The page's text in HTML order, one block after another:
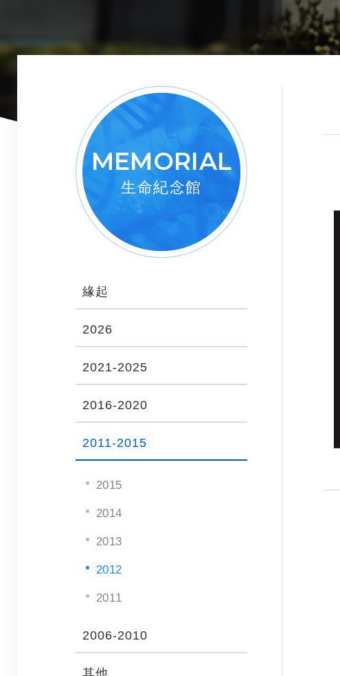
MEMORIAL
生命紀念館
緣起
2026
2021-2025
2016-2020
2011-2015
2015
2014
2013
2012
2011
2006-2010